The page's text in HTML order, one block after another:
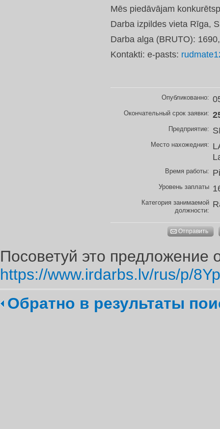
Mēs piedāvājam
Darba izpildes vieta Rīga,
Darba alga (BRUTO):
Kontakti: e-pasts:
Опубликованно:
Окончательный срок заявки:
Предприятие:
Место нахожедния:
Время работы:
Уровень заплаты
Категория занимаемой
должности:
Отправить
Посоветуй это предложение
https://www.irdarbs.lv/rus/p/
Обратно в результаты